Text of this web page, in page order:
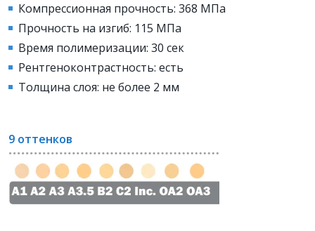
Компрессионная прочность: 368 МПа
Прочность на изгиб: 115 МПа
Время полимеризации: 30 сек
Рентгеноконтрастность: есть
Толщина слоя: не более 2 мм
9 оттенков